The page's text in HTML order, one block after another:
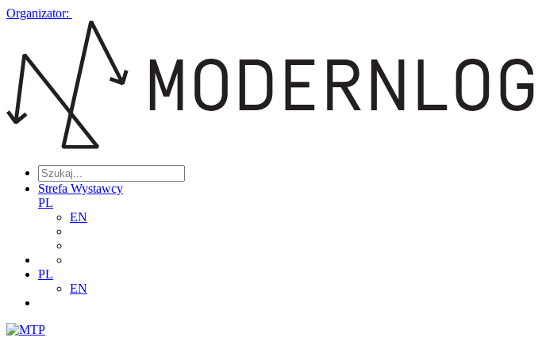
Organizator:
Strefa Wystawcy
PL
EN
PL
EN